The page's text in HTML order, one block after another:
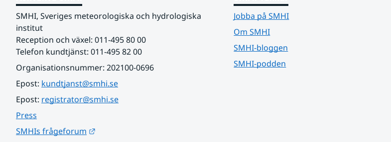
SMHI, Sveriges meteorologiska och hydrologiska
institut
Reception och växel: 011-495 80 00
Telefon kundtjänst: 011-495 82 00
Organisationsnummer: 202100-0696
Epost: kundtjanst@smhi.se
Epost: registrator@smhi.se
Press
SMHIs frågeforum
Jobba på SMHI
Om SMHI
SMHI-bloggen
SMHI-podden